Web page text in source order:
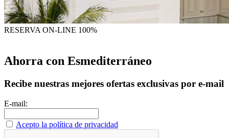
RESERVA ON-LINE 100%
Ahorra con Esmediterráneo
Recibe nuestras mejores ofertas exclusivas por e-mail
E-mail:
Acepto la política de privacidad